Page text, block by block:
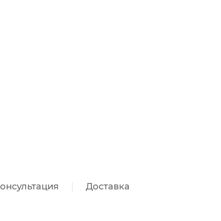
Доставка